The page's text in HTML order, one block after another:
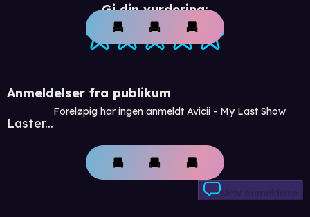
Gi din vurdering:
Anmeldelser fra publikum
Laster...
Foreløpig har ingen anmeldt Avicii - My Last Show
Skriv anmeldelse